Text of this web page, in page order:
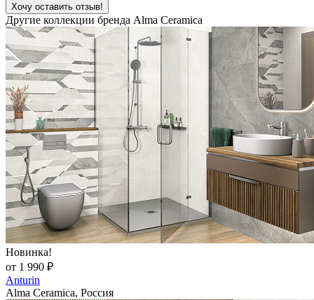
Хочу оставить отзыв!
Другие коллекции бренда Alma Ceramica
Новинка!
от 1 990 ₽
Anturin
Alma Ceramica, Россия